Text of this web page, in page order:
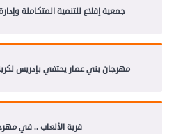
جمعية إقلاع للتنمية المتكاملة
مهرجان بني عمار يحتفي بإدريس
قرية الألعاب .. في